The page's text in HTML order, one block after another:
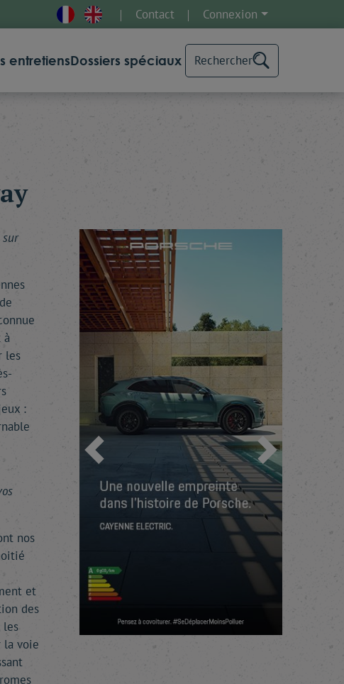
Contact Connexion
entretiensDossiers spéciaux Rechercher
sur
à
les
:
nos
et
des
les
la voie
Précédent Suivant